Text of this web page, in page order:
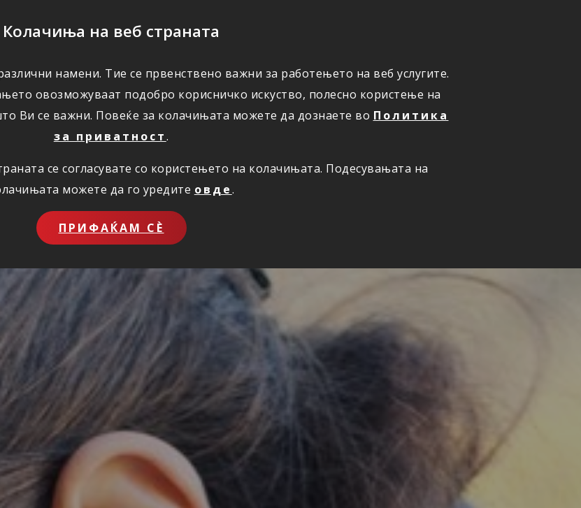
Колачиња на веб страната
намени. Тие се првенствено важни за работењето на веб услугите.
овозможуваат подобро корисничко искуство, полесно користење на
Ви се важни. Повеќе за колачињата можете да дознаете во Политика
за приватност.
се согласувате со користењето на колачињата. Подесувањата на
можете да го уредите овде.
ПРИФАЌАМ СЀ
КОРИСНО ЗА НАС ОНЛАЈН ПРИЈАВИ ШТЕТА